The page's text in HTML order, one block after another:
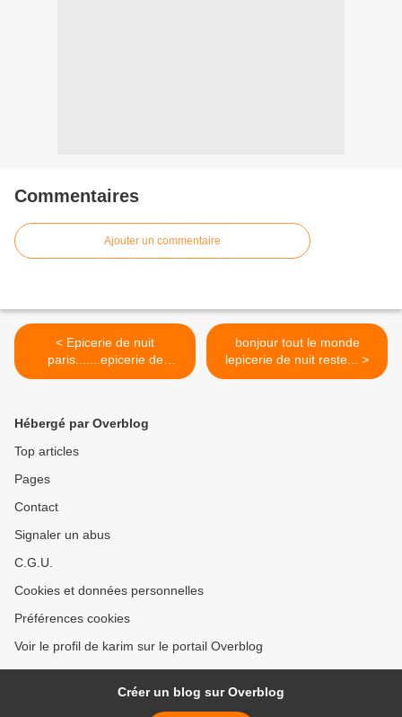
Commentaires
Ajouter un commentaire
< Epicerie de nuit
paris.......epicerie de
nuit.paris
bonjour tout le monde
lepicerie de nuit reste... >
Hébergé par Overblog
Top articles
Pages
Contact
Signaler un abus
C.G.U.
Cookies et données personnelles
Préférences cookies
Voir le profil de karim sur le portail Overblog
Créer un blog sur Overblog